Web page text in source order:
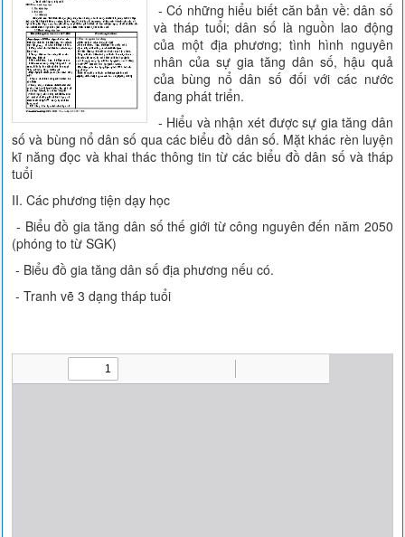
- Có những hiểu biết căn bản về: dân số
và tháp tuổi; dân số là nguồn lao động
của một địa phương; tình hình nguyên
nhân của sự gia tăng dân số, hậu quả
của bùng nổ dân số đối với các nước
đang phát triển.
- Hiểu và nhận xét được sự gia tăng dân
số và bùng nổ dân số qua các biểu đồ dân số. Mặt khác rèn luyện
kĩ năng đọc và khai thác thông tin từ các biểu đồ dân số và tháp
tuổi
II. Các phương tiện dạy học
- Biểu đồ gia tăng dân số thế giới từ công nguyên đến năm 2050
(phóng to từ SGK)
- Biểu đồ gia tăng dân số địa phương nếu có.
- Tranh vẽ 3 dạng tháp tuổi